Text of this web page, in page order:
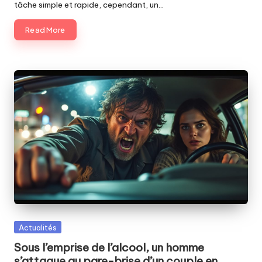
tâche simple et rapide, cependant, un…
Read More
Posted
Actualités
Sous l’emprise de l’alcool, un homme